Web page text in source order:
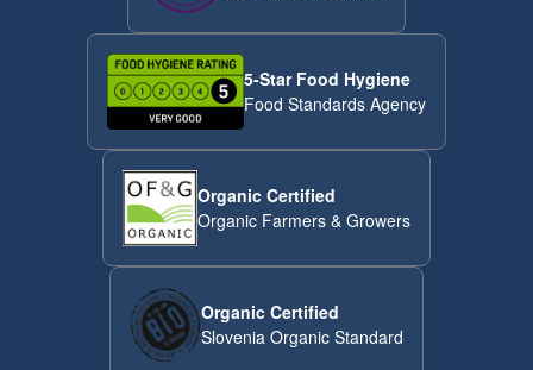
5-Star Food Hygiene
Food Standards Agency
Organic Certified
Organic Farmers & Growers
Organic Certified
Slovenia Organic Standard